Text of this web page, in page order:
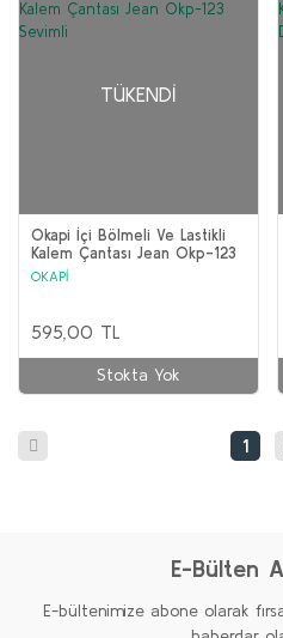
TÜKENDI
Okapi İçi Bölmeli Ve Lastikli
Kalem Çantası Jean Okp-123
Sevimli
OKAPİ
595,00 TL
Stokta Yok
1
E-Bülten
E-bültenimize abone olarak